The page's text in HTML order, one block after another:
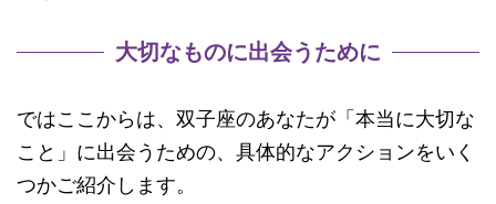
大切なものに出会うために
ではここからは、双子座のあなたが「本当に大切な
こと」に出会うための、具体的なアクションをいく
つかご紹介します。